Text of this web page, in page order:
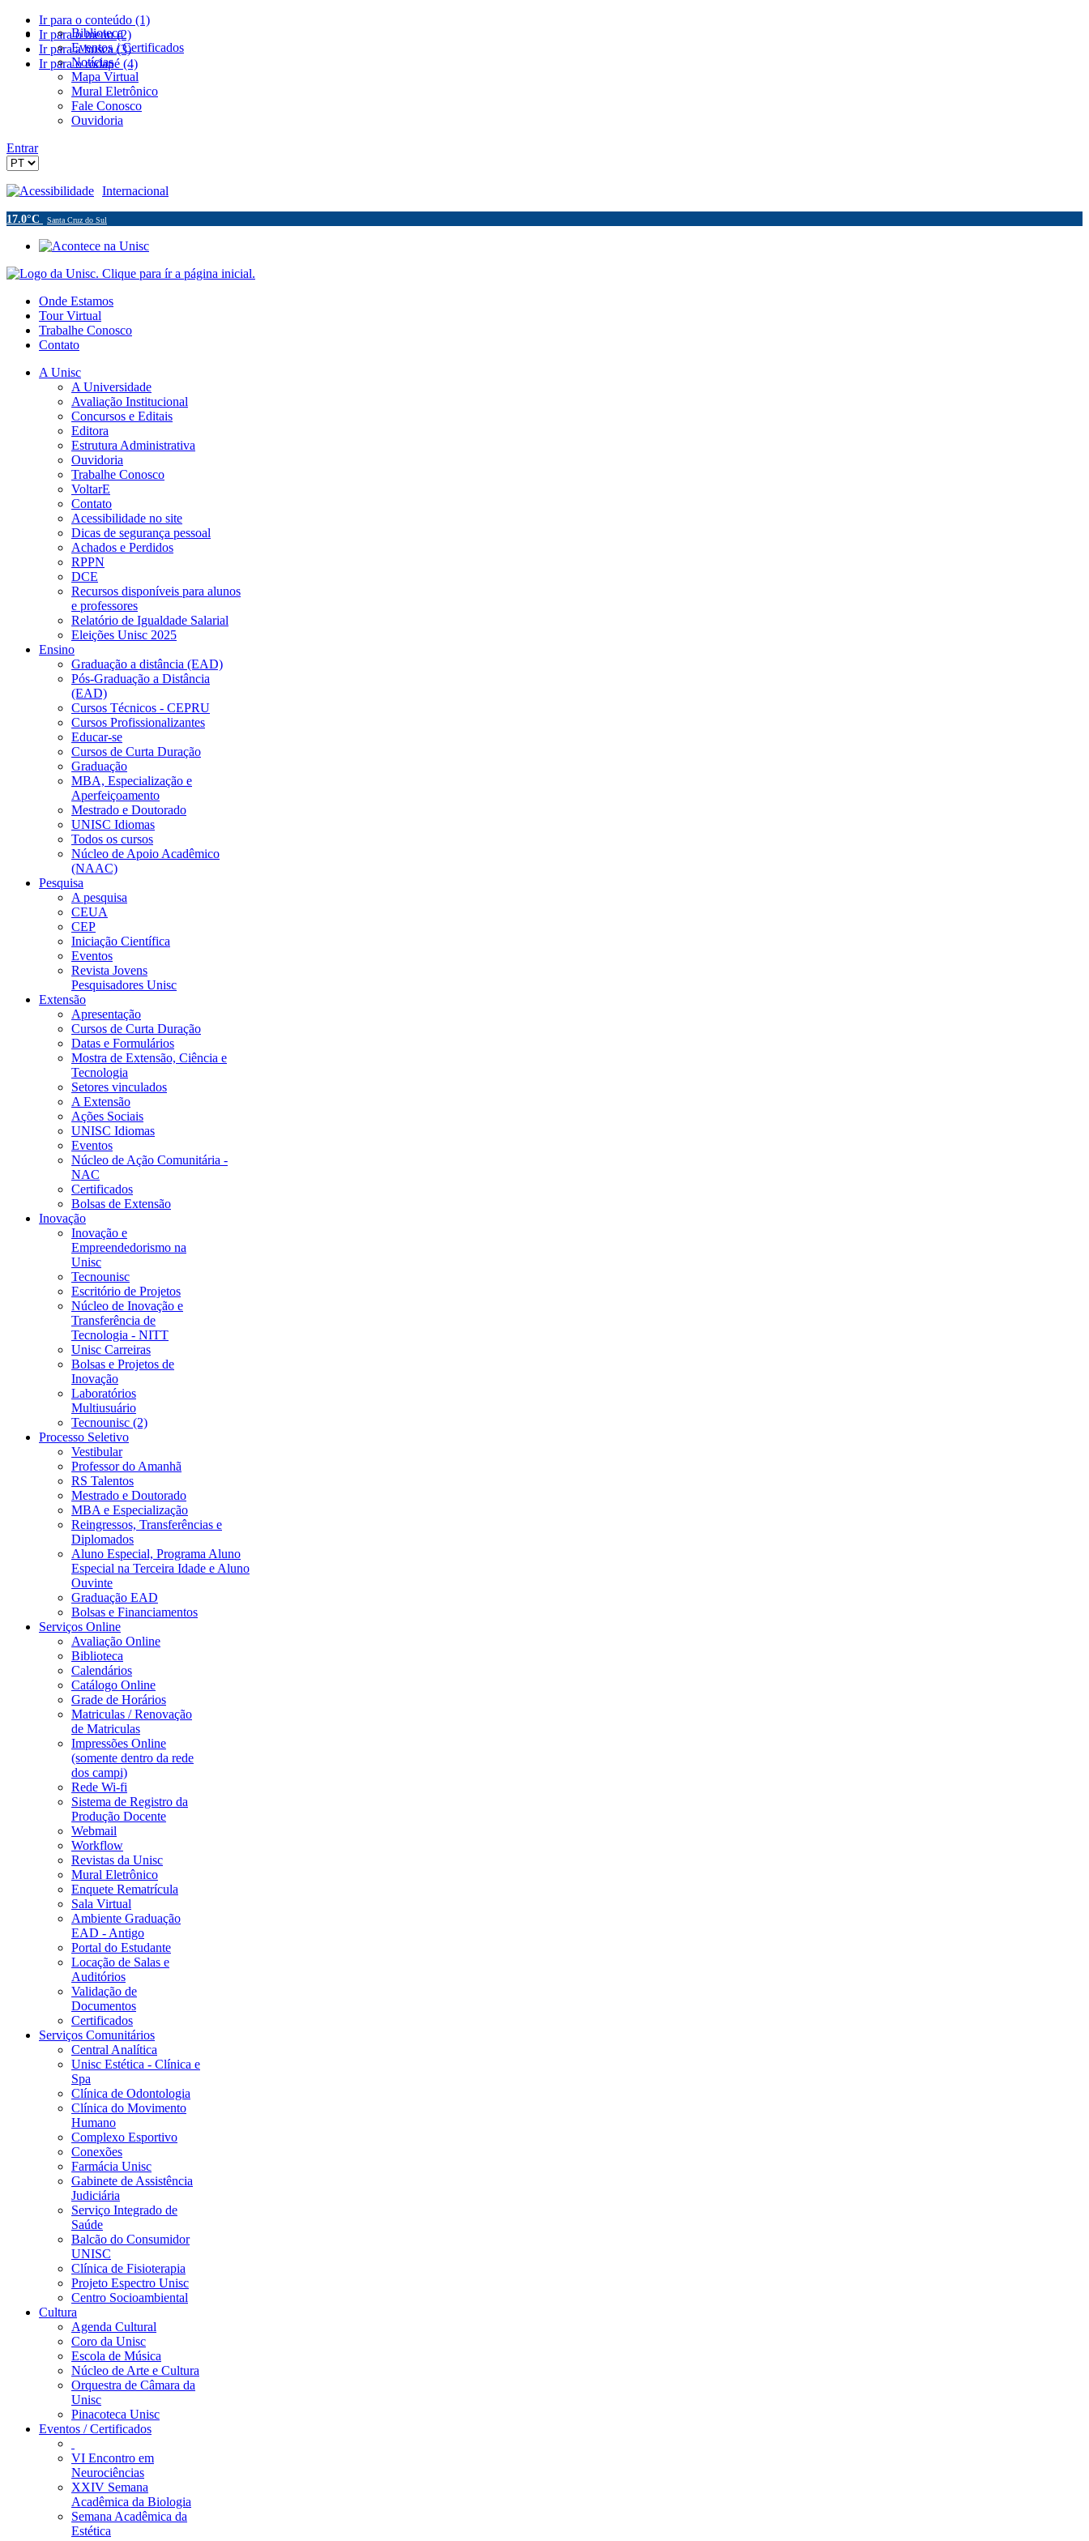
Ir para o conteúdo (1)
Ir para o menu (2)
Ir para a busca (3)
Ir para o rodapé (4)
Biblioteca
Eventos / Certificados
Notícias
Mapa Virtual
Mural Eletrônico
Fale Conosco
Ouvidoria
Entrar
Acessibilidade Internacional
17.0°C Santa Cruz do Sul
Onde Estamos
Tour Virtual
Trabalhe Conosco
Contato
A Unisc
A Universidade
Avaliação Institucional
Concursos e Editais
Editora
Estrutura Administrativa
Ouvidoria
Trabalhe Conosco
VoltarE
Contato
Acessibilidade no site
Dicas de segurança pessoal
Achados e Perdidos
RPPN
DCE
Recursos disponíveis para alunos
e professores
Relatório de Igualdade Salarial
Eleições Unisc 2025
Ensino
Graduação a distância (EAD)
Pós-Graduação a Distância
(EAD)
Cursos Técnicos - CEPRU
Cursos Profissionalizantes
Educar-se
Cursos de Curta Duração
Graduação
MBA, Especialização e
Aperfeiçoamento
Mestrado e Doutorado
UNISC Idiomas
Todos os cursos
Núcleo de Apoio Acadêmico
(NAAC)
Pesquisa
A pesquisa
CEUA
CEP
Iniciação Científica
Eventos
Revista Jovens
Pesquisadores Unisc
Extensão
Apresentação
Cursos de Curta Duração
Datas e Formulários
Mostra de Extensão, Ciência e
Tecnologia
Setores vinculados
A Extensão
Ações Sociais
UNISC Idiomas
Eventos
Núcleo de Ação Comunitária -
NAC
Certificados
Bolsas de Extensão
Inovação
Inovação e
Empreendedorismo na
Unisc
Tecnounisc
Escritório de Projetos
Núcleo de Inovação e
Transferência de
Tecnologia - NITT
Unisc Carreiras
Bolsas e Projetos de
Inovação
Laboratórios
Multiusuário
Tecnounisc (2)
Processo Seletivo
Vestibular
Professor do Amanhã
RS Talentos
Mestrado e Doutorado
MBA e Especialização
Reingressos, Transferências e
Diplomados
Aluno Especial, Programa Aluno
Especial na Terceira Idade e Aluno
Ouvinte
Graduação EAD
Bolsas e Financiamentos
Serviços Online
Avaliação Online
Biblioteca
Calendários
Catálogo Online
Grade de Horários
Matriculas / Renovação
de Matriculas
Impressões Online
(somente dentro da rede
dos campi)
Rede Wi-fi
Sistema de Registro da
Produção Docente
Webmail
Workflow
Revistas da Unisc
Mural Eletrônico
Enquete Rematrícula
Sala Virtual
Ambiente Graduação
EAD - Antigo
Portal do Estudante
Locação de Salas e
Auditórios
Validação de
Documentos
Certificados
Serviços Comunitários
Central Analítica
Unisc Estética - Clínica e
Spa
Clínica de Odontologia
Clínica do Movimento
Humano
Complexo Esportivo
Conexões
Farmácia Unisc
Gabinete de Assistência
Judiciária
Serviço Integrado de
Saúde
Balcão do Consumidor
UNISC
Clínica de Fisioterapia
Projeto Espectro Unisc
Centro Socioambiental
Cultura
Agenda Cultural
Coro da Unisc
Escola de Música
Núcleo de Arte e Cultura
Orquestra de Câmara da
Unisc
Pinacoteca Unisc
Eventos / Certificados
VI Encontro em
Neurociências
XXIV Semana
Acadêmica da Biologia
Semana Acadêmica da
Estética